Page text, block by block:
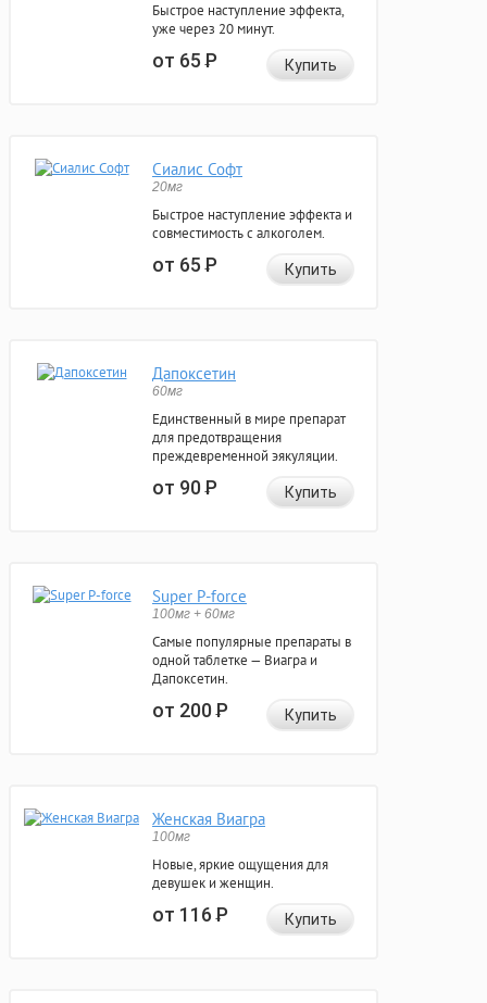
Быстрое наступление эффекта,
уже через 20 минут.
от 65Р Купить
Сиалис Софт
20мг
Быстрое наступление эффекта и
совместимость с алкоголем.
от 65Р Купить
Дапоксетин
60мг
Единственный в мире препарат
для предотвращения
преждевременной эякуляции.
от 90Р Купить
Super P-force
100мг + 60мг
Самые популярные препараты в
одной таблетке — Виагра и
Дапоксетин.
от 200Р Купить
Женская Виагра
100мг
Новые, яркие ощущения для
девушек и женщин.
от 116Р Купить